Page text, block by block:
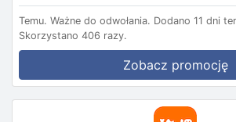
Temu. Ważne do odwołania. Dodano 11 dni
Skorzystano 406 razy.
Zobacz promocję